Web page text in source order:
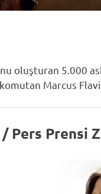
oluşturan 5.000
Marcus
Prensi